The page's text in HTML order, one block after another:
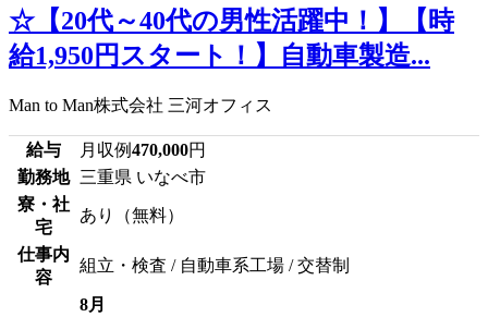
☆【20代～40代の男性活躍中！】【時
給1,950円スタート！】自動車製造...
Man to Man株式会社 三河オフィス
給与 月収例470,000円
勤務地 三重県 いなべ市
寮・社
宅
あり（無料）
仕事内
容
組立・検査 / 自動車系工場 / 交替制
8月